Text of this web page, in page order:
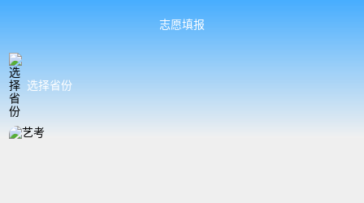
志愿填报
选择省份